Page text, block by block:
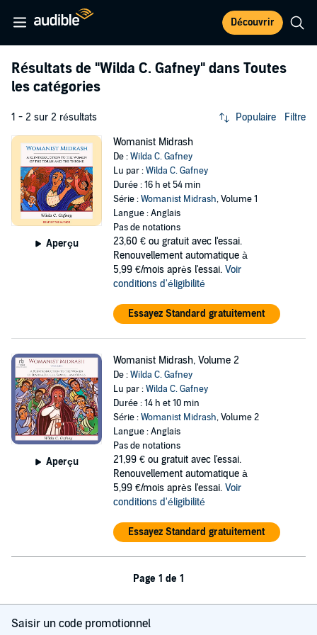
Découvrir
Résultats de "Wilda C. Gafney" dans Toutes
les catégories
1 - 2 sur 2 résultats Populaire Filtre
Aperçu
Womanist Midrash
De :Wilda C. Gafney
Lu par :Wilda C. Gafney
Durée : 16 h et 54 min
Série :Womanist Midrash, Volume 1
Langue : Anglais
Pas de notations
23,60 € ou gratuit avec l'essai.
Renouvellement automatique à
5,99 €/mois après l'essai. Voir
conditions d'éligibilité
Essayez Standard gratuitement
Aperçu
Womanist Midrash, Volume 2
De :Wilda C. Gafney
Lu par :Wilda C. Gafney
Durée : 14 h et 10 min
Série :Womanist Midrash, Volume 2
Langue : Anglais
Pas de notations
21,99 € ou gratuit avec l'essai.
Renouvellement automatique à
5,99 €/mois après l'essai. Voir
conditions d'éligibilité
Essayez Standard gratuitement
Page 1 de 1
Saisir un code promotionnel